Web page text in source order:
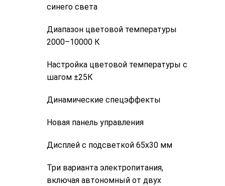
синего света
Диапазон цветовой температуры
2000–10000 К
Настройка цветовой температуры с
шагом ±25К
Динамические спецэффекты
Новая панель управления
Дисплей с подсветкой 65х30 мм
Три варианта электропитания,
включая автономный от двух